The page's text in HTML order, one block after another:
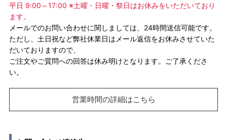
平日 9:00～17:00 ※土曜・日曜・祭日はお休みをいただいており
ます。
メールでのお問い合わせに関しましては、24時間送信可能です。
ただし、土日祝など弊社休業日はメール返信をお休みさせていた
だいておりますので、
ご注文やご質問への回答は休み明けとなります。ご了承くださ
い。
営業時間の詳細はこちら